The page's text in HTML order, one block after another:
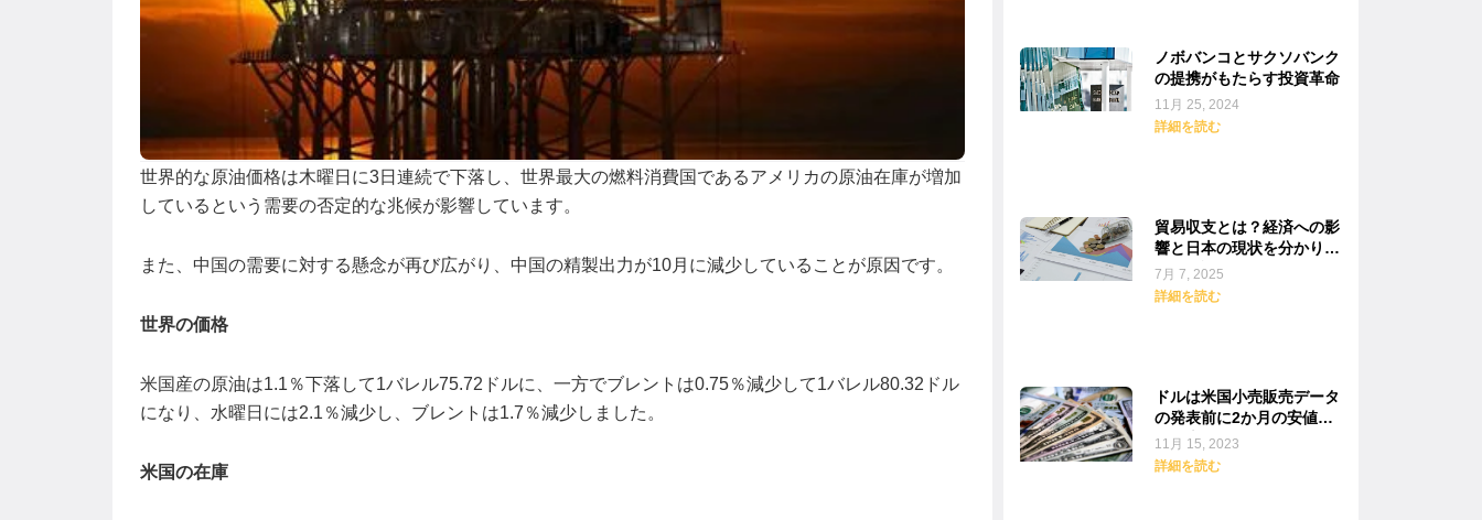
世界的な原油価格は木曜日に3日連続で下落し、世界最大の燃料消費国であるアメリカの原油在庫が増加
しているという需要の否定的な兆候が影響しています。
また、中国の需要に対する懸念が再び広がり、中国の精製出力が10月に減少していることが原因です。
世界の価格
米国産の原油は1.1％下落して1バレル75.72ドルに、一方でブレントは0.75％減少して1バレル80.32ドル
になり、水曜日には2.1％減少し、ブレントは1.7％減少しました。
米国の在庫
ノボバンコとサクソバンク
の提携がもたらす投資革命
11月 25, 2024
詳細を読む
貿易収支とは？経済への影
響と日本の現状を分かりや
すく解説
7月 7, 2025
詳細を読む
ドルは米国小売販売データ
の発表前に2か月の安値よ
りも上で推移しています。
11月 15, 2023
詳細を読む